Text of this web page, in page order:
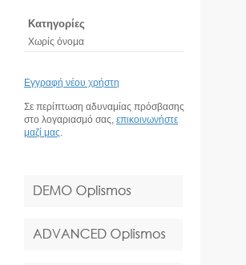
Κατηγορίες
Χωρίς όνομα
Εγγραφή νέου χρήστη
Σε περίπτωση αδυναμίας πρόσβασης
στο λογαριασμό σας, επικοινωνήστε
μαζί μας.